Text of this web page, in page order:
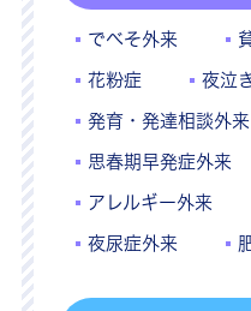
でべそ外来
花粉症 夜泣
発育・発達相談外来
思春期早発症外来
アレルギー外来
夜尿症外来